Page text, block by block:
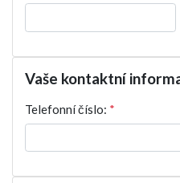
Vaše kontaktní
Telefonní číslo: *